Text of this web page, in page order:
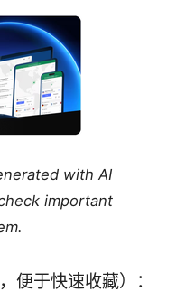
with AI
important
便于快速收藏）：